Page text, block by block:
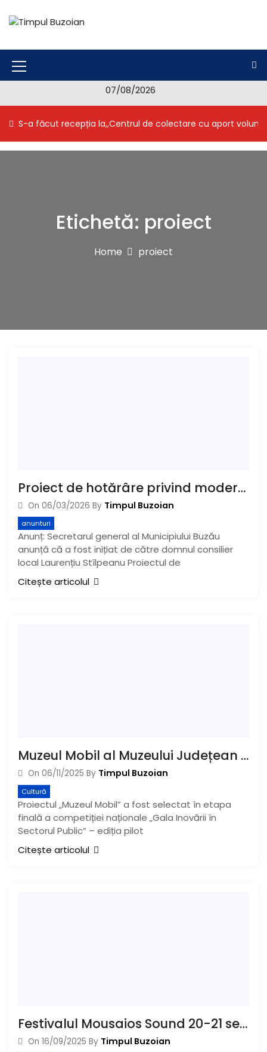
c
n
M
n
I
07/08/2026
S-a făcut recepția la,,Centrul de colectare cu aport
Etichetă: proiect
Home proiect
Proiect de hotărâre privind modernizarea platformei City Report și integrarea acesteia într-un sistem digital unitar denumit “eBuzău
On 06/03/2026 By Timpul Buzoian
anunturi
Anunț: Secretarul general al Municipiului Buzău
anunță că a fost inițiat de către domnul consilier
local Laurențiu Stîlpeanu Proiectul de
Citește articolul
Muzeul Mobil al Muzeului Județean Buzău, finalist în „Gala Inovării în Sectorul Public” – ediția 2025
On 06/11/2025 By Timpul Buzoian
Cultură
Proiectul „Muzeul Mobil” a fost selectat în etapa
finală a competiției naționale „Gala Inovării în
Sectorul Public” – ediția pilot
Citește articolul
Festivalul Mousaios Sound 20-21 septembrie 2025
On 16/09/2025 By Timpul Buzoian